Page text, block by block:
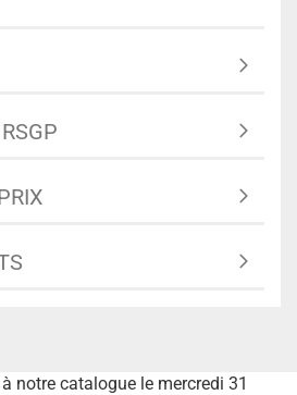
notre catalogue le mercredi 31